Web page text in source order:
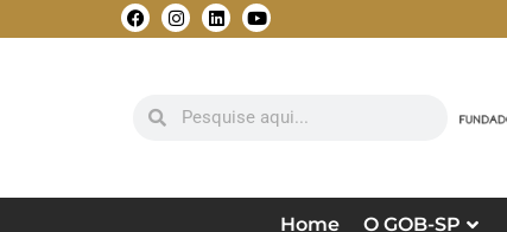
Home O GOB-SP